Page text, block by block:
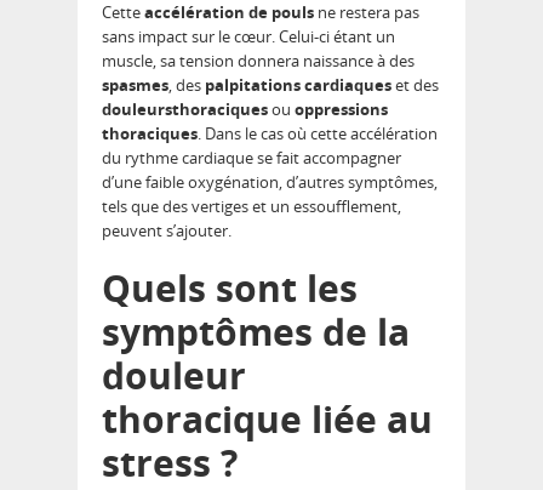
Cetteaccélération de pouls ne restera pas
sans impact sur le cœur. Celui-ci étant un
muscle, sa tension donnera naissance à des
spasmes, des palpitations cardiaqueset des
douleursthoraciquesou oppressions
thoraciques. Dans le cas où cette accélération
du rythme cardiaque se fait accompagner
d’une faible oxygénation, d’autres symptômes,
tels que des vertiges et un essoufflement,
peuvent s’ajouter.
Quels sont les
symptômes de la
douleur
thoracique liée au
stress ?